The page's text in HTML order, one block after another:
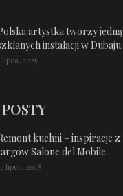
artystka tworzy
instalacji w
lipca, 2025
kuchni – inspiracje
Salone del Mobile...
lipca, 2018